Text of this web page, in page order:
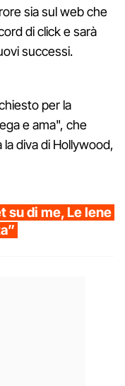
sia sul web che
di click e sarà
successi.
per la
e ama", che
diva di Hollywood,
su di me, Le Iene